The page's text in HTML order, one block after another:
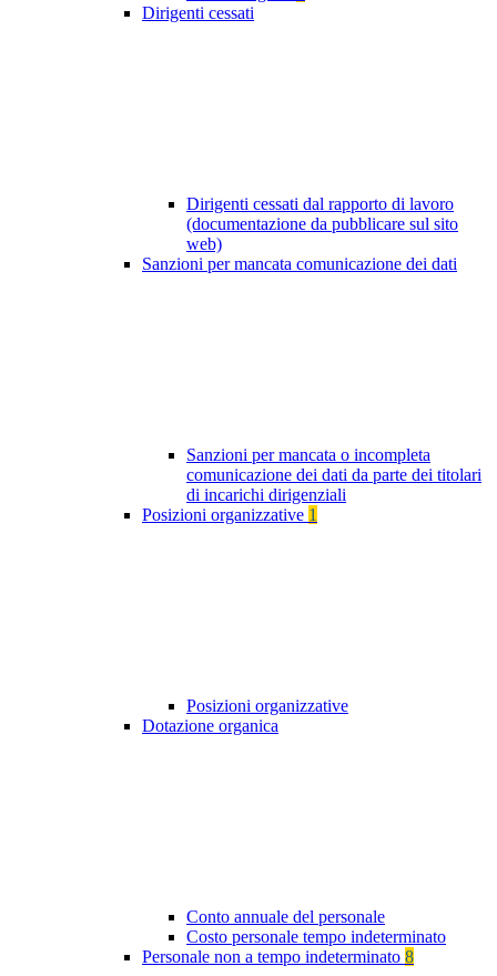
Dirigenti cessati
Dirigenti cessati dal rapporto di lavoro
(documentazione da pubblicare sul sito
web)
Sanzioni per mancata comunicazione dei dati
Sanzioni per mancata o incompleta
comunicazione dei dati da parte dei titolari
di incarichi dirigenziali
Posizioni organizzative 1
Posizioni organizzative
Dotazione organica
Conto annuale del personale
Costo personale tempo indeterminato
Personale non a tempo indeterminato 8